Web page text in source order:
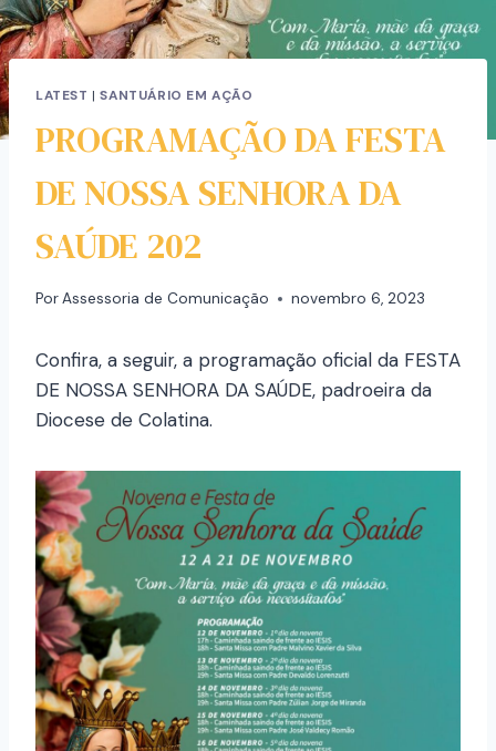
LATEST |SANTUÁRIO EM AÇÃO
PROGRAMAÇÃO DA FESTA
DE NOSSA SENHORA DA
SAÚDE 202
PorAssessoria de Comunicação novembro 6, 2023
Confira, a seguir, a programação oficial da FESTA
DE NOSSA SENHORA DA SAÚDE, padroeira da
Diocese de Colatina.